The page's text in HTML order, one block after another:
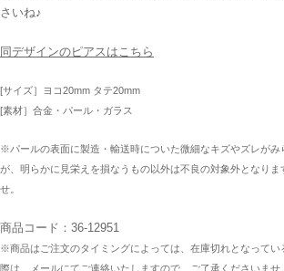
さいね♪
同デザインのピアスはこちら
[サイズ］ヨコ20mm タテ20mm
[素材］合金・パール・ガラス
※パールの表面に製造・輸送時についた微細なキズやズレがみ
が、明らかに見栄えを損なうもの以外は不良の対象外となりま
せ。
商品コード：36-12951
※商品はご注文のタイミングによっては、在庫切れとなってい
際は、メールにてご連絡いたしますので、ご了承くださいませ。